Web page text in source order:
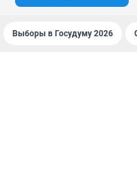
Выборы в Госудуму 2026